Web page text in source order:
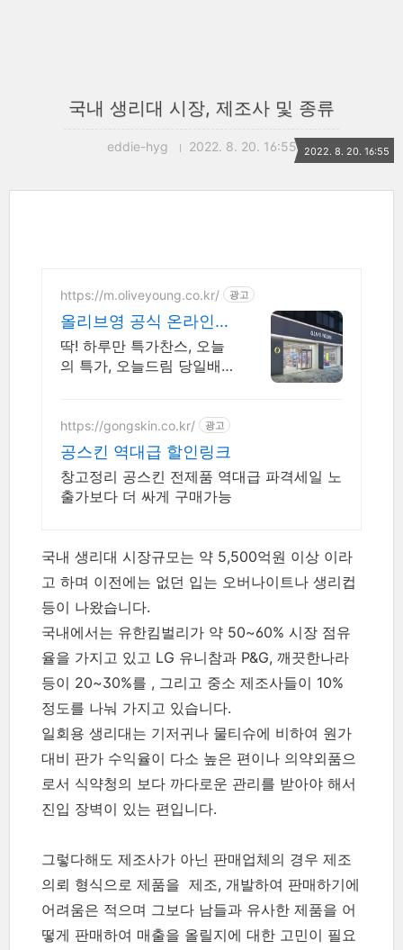
국내 생리대 시장, 제조사 및 종류
eddie-hyg 2022. 8. 20. 16:55 2022. 8. 20. 16:55
https://m.oliveyoung.co.kr/ 광고
올리브영 공식 온라인몰
20시 이전 주문은 오늘
드림
딱! 하루만 특가찬스, 오늘
의 특가, 오늘드림 당일배
https://gongskin.co.kr/ 광고
공스킨 역대급 할인링크
창고정리 공스킨 전제품 역대급 파격세일 노
출가보다 더 싸게 구매가능
국내 생리대 시장규모는 약 5,500억원 이상 이라
고 하며 이전에는 없던 입는 오버나이트나 생리컵
등이 나왔습니다.
국내에서는 유한킴벌리가 약 50~60% 시장 점유
율을 가지고 있고 LG 유니참과 P&G, 깨끗한나라
등이 20~30%를 , 그리고 중소 제조사들이 10%
정도를 나눠 가지고 있습니다.
일회용 생리대는 기저귀나 물티슈에 비하여 원가
대비 판가 수익율이 다소 높은 편이나 의약외품으
로서 식약청의 보다 까다로운 관리를 받아야 해서
진입 장벽이 있는 편입니다.
그렇다해도 제조사가 아닌 판매업체의 경우 제조
의뢰 형식으로 제품을 제조, 개발하여 판매하기에
어려움은 적으며 그보다 남들과 유사한 제품을 어
떻게 판매하여 매출을 올릴지에 대한 고민이 필요